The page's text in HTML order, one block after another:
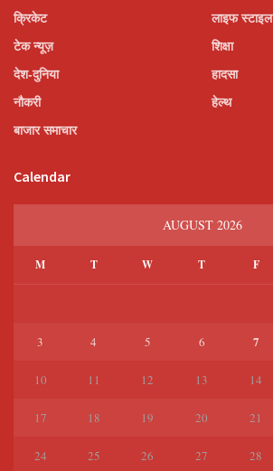
क्रिकेट
टेक न्यूज़
देश-दुनिया
नौकरी
बाजार समाचार
लाइफ स्टाइल
शिक्षा
हादसा
हेल्थ
Calendar
AUGUST 2026
M T W T F
3 4 5 6 7
10 11 12 13 14
17 18 19 20 21
24 25 26 27 28